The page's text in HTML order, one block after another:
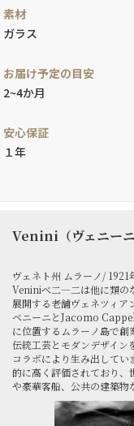
素材
ガラス
お届け予定の目安
2~4か月
安心保証
１年
Venini（ヴェニーニ
ヴェネト州 ムラーノ/ 1921
Veniniべ二―二は他に類の
展開する老舗ヴェネツィ
ベニーニとJacomo
に位置するムラーノ島で
伝統工芸とモダンデザイン
コラボにより生み出して
的に高く評価されており
や豪華客船、公共の建築物